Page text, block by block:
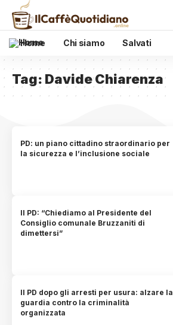
Home Chi siamo Salvati
Tag: Davide Chiarenza
PD: un piano cittadino straordinario per
la sicurezza e l’inclusione sociale
Il PD: “Chiediamo al Presidente del
Consiglio comunale Bruzzaniti di
dimettersi”
Il PD dopo gli arresti per usura: alzare la
guardia contro la criminalità
organizzata